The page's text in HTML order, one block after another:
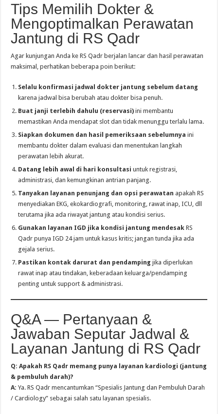
Tips Memilih Dokter &
Mengoptimalkan Perawatan
Jantung di RS Qadr
Agar kunjungan Anda ke RS Qadr berjalan lancar dan hasil perawatan
maksimal, perhatikan beberapa poin berikut:
Selalu konfirmasi jadwal dokter jantung sebelum datang
karena jadwal bisa berubah atau dokter bisa penuh.
Buat janji terlebih dahulu (reservasi) ini membantu
memastikan Anda mendapat slot dan tidak menunggu terlalu lama.
Siapkan dokumen dan hasil pemeriksaan sebelumnya ini
membantu dokter dalam evaluasi dan menentukan langkah
perawatan lebih akurat.
Datang lebih awal di hari konsultasi untuk registrasi,
administrasi, dan kemungkinan antrian panjang.
Tanyakan layanan penunjang dan opsi perawatan apakah RS
menyediakan EKG, ekokardiografi, monitoring, rawat inap, ICU, dll
terutama jika ada riwayat jantung atau kondisi serius.
Gunakan layanan IGD jika kondisi jantung mendesak RS
Qadr punya IGD 24 jam untuk kasus kritis; jangan tunda jika ada
gejala serius.
Pastikan kontak darurat dan pendamping jika diperlukan
rawat inap atau tindakan, keberadaan keluarga/pendamping
penting untuk support & administrasi.
Q&A — Pertanyaan &
Jawaban Seputar Jadwal &
Layanan Jantung di RS Qadr
Q: Apakah RS Qadr memang punya layanan kardiologi (jantung
& pembuluh darah)?
A: Ya. RS Qadr mencantumkan “Spesialis Jantung dan Pembuluh Darah
/ Cardiology” sebagai salah satu layanan spesialis.